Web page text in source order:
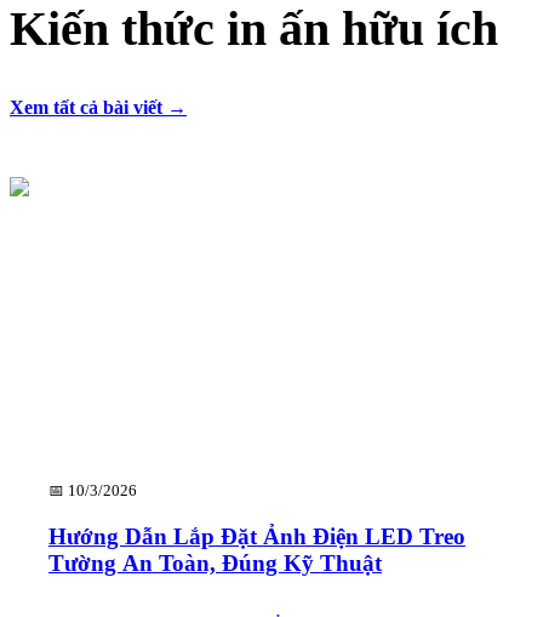
Kiến thức in ấn hữu ích
Xem tất cả bài viết →
📅 10/3/2026
Hướng Dẫn Lắp Đặt Ảnh Điện LED Treo
Tường An Toàn, Đúng Kỹ Thuật